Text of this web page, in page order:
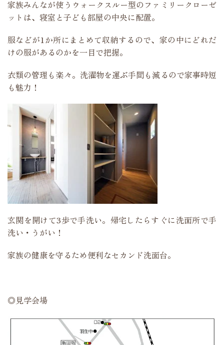
家族みんなが使うウォークスルー型のファミリークローゼ
ットは、寝室と子ども部屋の中央に配置。
服などが1か所にまとめて収納するので、家の中にどれだ
けの服があるのかを一目で把握。
衣類の管理も楽々。洗濯物を運ぶ手間も減るので家事時短
も魅力！
玄関を開けて3歩で手洗い。帰宅したらすぐに洗面所で手
洗い・うがい！
家族の健康を守るため便利なセカンド洗面台。
◎見学会場